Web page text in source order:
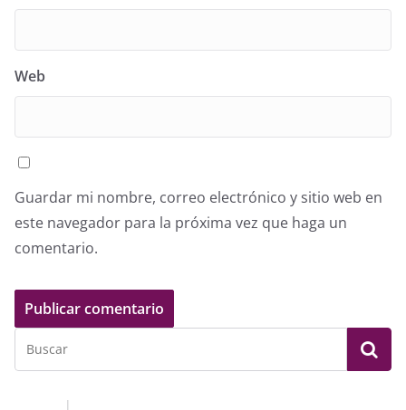
Web
Guardar mi nombre, correo electrónico y sitio web en
este navegador para la próxima vez que haga un
comentario.